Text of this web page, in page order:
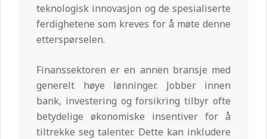
teknologisk innovasjon og de spesialiserte
ferdighetene som kreves for å møte denne
etterspørselen.
Finanssektoren er en annen bransje med
generelt høye lønninger. Jobber innen
bank, investering og forsikring tilbyr ofte
betydelige økonomiske insentiver for å
tiltrekke seg talenter. Dette kan inkludere